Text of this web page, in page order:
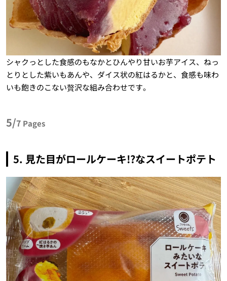
シャクっとした食感のもなかとひんやり甘いお芋アイス、ねっ
とりとした紫いもあんや、ダイス状の紅はるかと、食感も味わ
いも飽きのこない贅沢な組み合わせです。
5/7 Pages
5. 見た目がロールケーキ!?なスイートポテト